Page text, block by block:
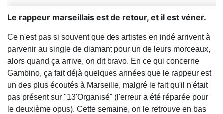
Le rappeur marseillais est de retour, et il est véner.
Ce n'est pas si souvent que des artistes en indé arrivent à
parvenir au single de diamant pour un de leurs morceaux,
alors quand ça arrive, on dit bravo. En ce qui concerne
Gambino, ça fait déjà quelques années que le rappeur est
un des plus écoutés à Marseille, malgré le fait qu'il n'était
pas présent sur "13'Organisé" (l'erreur a été réparée pour
le deuxième opus). Cette semaine, on le retrouve en bas